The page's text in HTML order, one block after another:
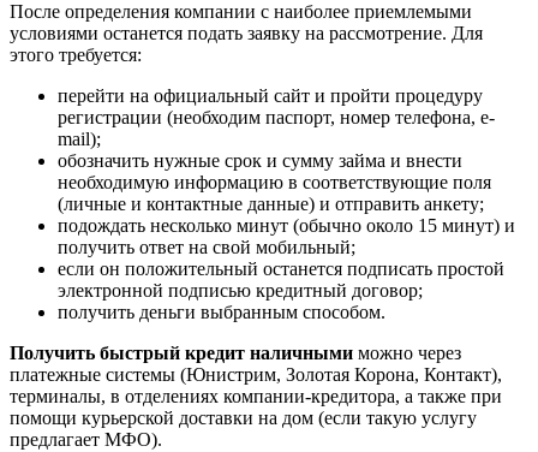
После определения компании с наиболее приемлемыми
условиями останется подать заявку на рассмотрение. Для
этого требуется:
перейти на официальный сайт и пройти процедуру
регистрации (необходим паспорт, номер телефона, e-
mail);
обозначить нужные срок и сумму займа и внести
необходимую информацию в соответствующие поля
(личные и контактные данные) и отправить анкету;
подождать несколько минут (обычно около 15 минут) и
получить ответ на свой мобильный;
если он положительный останется подписать простой
электронной подписью кредитный договор;
получить деньги выбранным способом.
Получить быстрый кредит наличными можно через
платежные системы (Юнистрим, Золотая Корона, Контакт),
терминалы, в отделениях компании-кредитора, а также при
помощи курьерской доставки на дом (если такую услугу
предлагает МФО).